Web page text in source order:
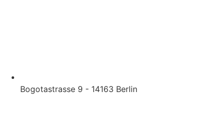
Bogotastrasse 9 - 14163 Berlin